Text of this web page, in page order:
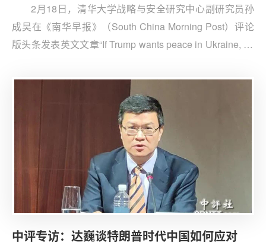
2月18日，清华大学战略与安全研究中心副研究员孙
成昊在《南华早报》（South China Morning Post）评论
版头条发表英文文章“If Trump wants peace in Ukraine, he
乌克兰和平，他必须与欧洲达成共识）
中评专访：达巍谈特朗普时代中国如何应对